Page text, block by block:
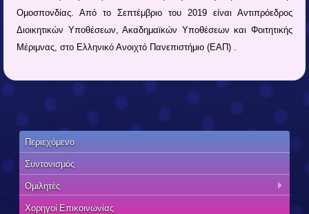
Ομοσπονδίας. Από το Σεπτέμβριο του 2019 είναι Αντιπρόεδρος
Διοικητικών Υποθέσεων, Ακαδημαϊκών Υποθέσεων και Φοιτητικής
Μέριμνας, στο Ελληνικό Ανοιχτό Πανεπιστήμιο (ΕΑΠ) .
Περιεχόμενο
Συντονισμός
Ομιλητές
Χορηγοί Επικοινωνίας